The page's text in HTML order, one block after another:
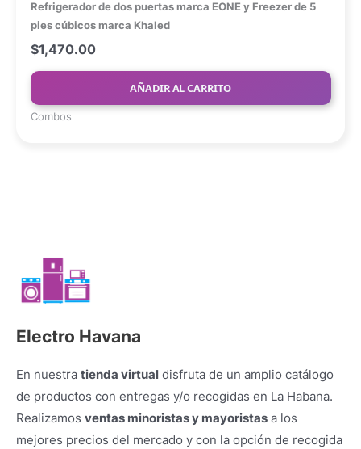
Refrigerador de dos puertas marca EONEy Freezer de 5
pies cúbicos marca Khaled
$1,470.00
AÑADIR AL CARRITO
Combos
Electro Havana
En nuestra tienda virtual disfruta de un amplio catálogo
de productos con entregas y/o recogidas en La Habana.
Realizamos ventas minoristas y mayoristas a los
mejores precios del mercado y con la opción de recogida